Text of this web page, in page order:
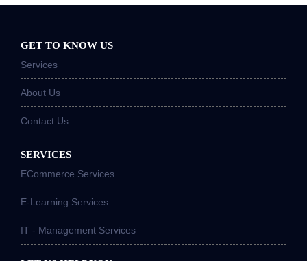
GET TO KNOW US
Services
About Us
Contact Us
SERVICES
ECommerce Services
E-Learning Services
IT - Management Services